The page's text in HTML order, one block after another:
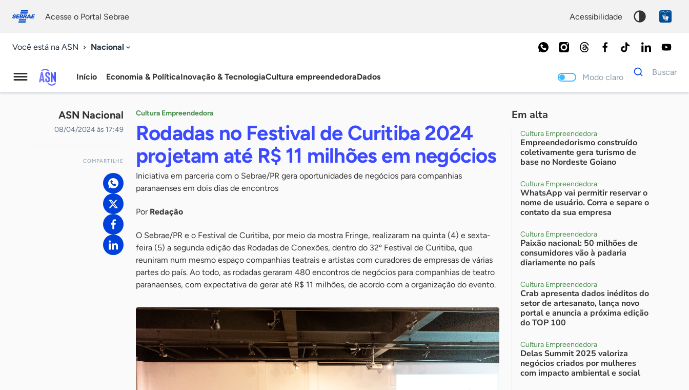
conosco
Acesse o Portal Sebrae acessibilidade
Você está na ASN Nacional
Agência
Sebrae
de
Notícias
Início Economia & PolíticaInovação & TecnologiaCultura empreendedoraDados Modo claro
Dados
para
Buscar
ASN Nacional
08/04/2024 às 17:49
COMPARTILHE
Cultura Empreendedora
Rodadas no Festival de Curitiba 2024
projetam até R$ 11 milhões em negócios
Iniciativa em parceria com o Sebrae/PR gera oportunidades de negócios para companhias
paranaenses em dois dias de encontros
Por Redação
O Sebrae/PR e o Festival de Curitiba, por meio da mostra Fringe, realizaram na quinta (4) e sexta-
feira (5) a segunda edição das Rodadas de Conexões, dentro do 32º Festival de Curitiba, que
reuniram num mesmo espaço companhias teatrais e artistas com curadores de empresas de várias
partes do país. Ao todo, as rodadas geraram 480 encontros de negócios para companhias de teatro
paranaenses, com expectativa de gerar até R$ 11 milhões, de acordo com a organização do evento.
Em alta
Cultura Empreendedora
Empreendedorismo construído
coletivamente gera turismo de
base no Nordeste Goiano
Cultura Empreendedora
WhatsApp vai permitir reservar o
nome de usuário. Corra e separe o
contato da sua empresa
Cultura Empreendedora
Paixão nacional: 50 milhões de
consumidores vão à padaria
diariamente no país
Cultura Empreendedora
Crab apresenta dados inéditos do
setor de artesanato, lança novo
portal e anuncia a próxima edição
do TOP 100
Cultura Empreendedora
Delas Summit 2025 valoriza
negócios criados por mulheres
com impacto ambiental e social